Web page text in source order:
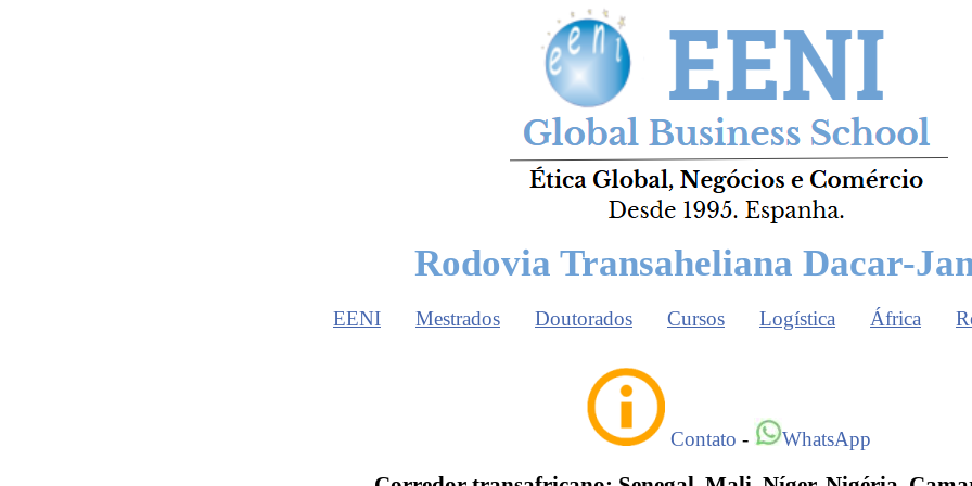
Rodovia Transaheliana Dacar-
EENI Mestrados Doutorados Cursos Logística África
Contato - WhatsApp